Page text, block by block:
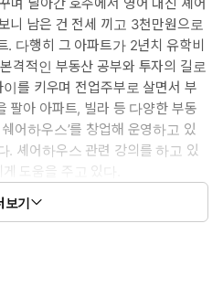
니 남은 건 전세 끼고 3천만원으로
. 다행히 그 아파트가 2년치 유학비
격적인 부동산 공부와 투자의 길로
를 키우며 전업주부로 살면서 부
팔아 아파트, 빌라 등 다양한 부동
어하우스’를 창업해 운영하고 있
. 셰어하우스 관련 강의를 하고 있
도움을 주고 있다.
을 개척하고자 전기전자 업체인
보기